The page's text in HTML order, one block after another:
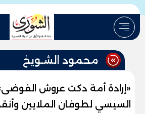
محمود الشـويخ
«إرادة أمة دكت عروش
السيسي لطوفان الملايين